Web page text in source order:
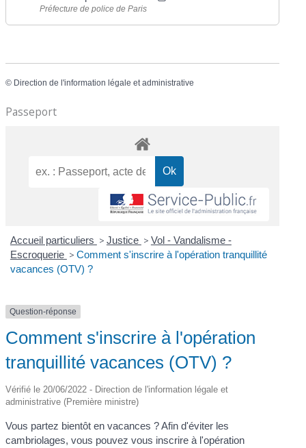
Préfecture de police de Paris
© Direction de l'information légale et administrative
Passeport
Accueil particuliers > Justice > Vol - Vandalisme -
Escroquerie > Comment s'inscrire à l'opération tranquillité
vacances (OTV) ?
Question-réponse
Comment s'inscrire à l'opération
tranquillité vacances (OTV) ?
Vérifié le 20/06/2022 - Direction de l'information légale et
administrative (Première ministre)
Vous partez bientôt en vacances ? Afin d'éviter les
cambriolages, vous pouvez vous inscrire à l'opération